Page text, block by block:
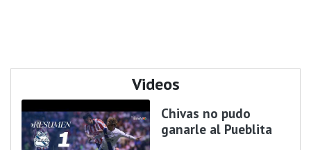
Videos
Chivas no pudo
ganarle al Pueblita